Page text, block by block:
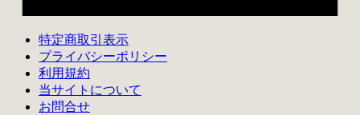
特定商取引表示
プライバシーポリシー
利用規約
当サイトについて
お問合せ